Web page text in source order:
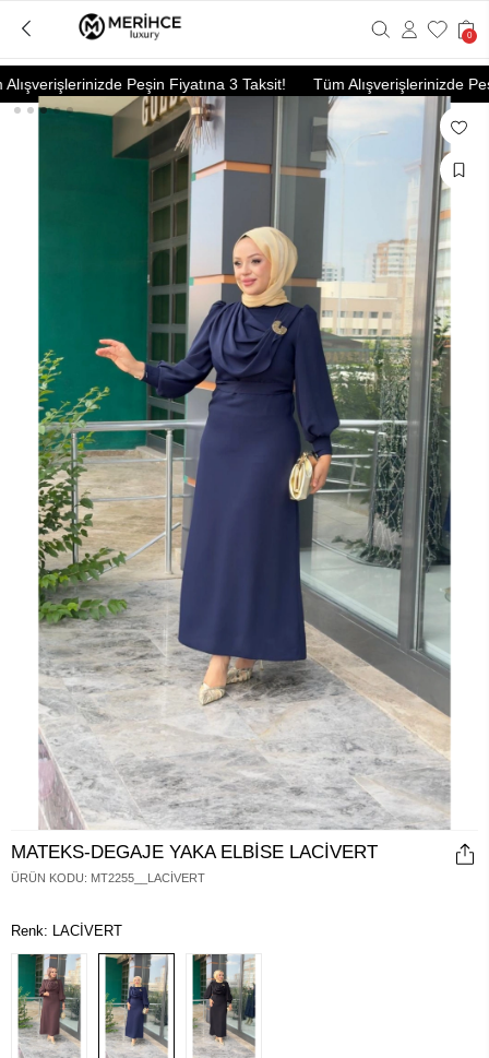
Peşin Fiyatına 3 Taksit! Tüm Alışverişlerinizde
0
MATEKS-DEGAJE YAKA ELBİSE LACİVERT
ÜRÜN KODU: MT2255__LACİVERT
Renk: LACİVERT